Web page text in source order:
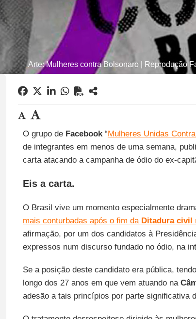
Arte: Mulheres contra Bolsonaro | Reprodução
O grupo de Facebook“Mulheres Unidas
de integrantes em menos de uma semana,
carta atacando a campanha de ódio do ex-
Eis a carta.
O Brasil vive um momento especialmente
mais conturbadas após o fim da Ditadura civil
afirmação, por um dos candidatos à
expressos num discurso fundado no ódio, na
Se a posição deste candidato era pública,
longo dos 27 anos em que vem atuando na
adesão a tais princípios por parte significativa